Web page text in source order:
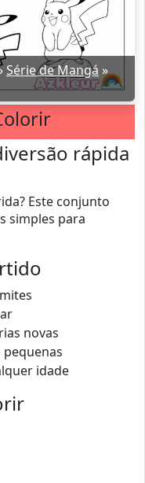
Série de Mangá »
rápida
Este conjunto
simples para
novas
pequenas
idade